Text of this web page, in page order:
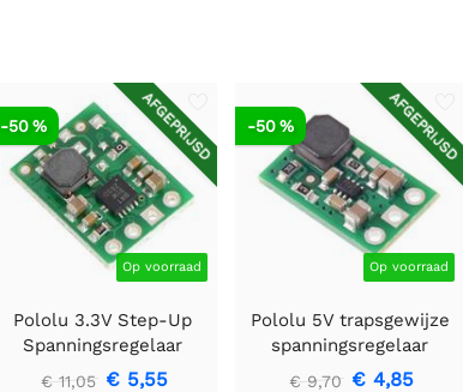
AFGEPRIJSD
Op voorraad
-50 %
Pololu 3.3V Step-Up
Spanningsregelaar
U1V11F3
€ 11,05 € 5,55
AFGEPRIJSD
Op voorraad
-50 %
Pololu 5V trapsgewijze
spanningsregelaar
U3V16F5
€ 9,70 € 4,85